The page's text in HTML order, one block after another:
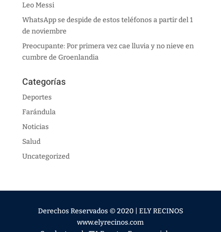
Leo Messi
WhatsApp se despide de estos teléfonos a partir del 1
de noviembre
Preocupante: Por primera vez cae lluvia y no nieve en
cumbre de Groenlandia
Categorías
Deportes
Farándula
Noticias
Salud
Uncategorized
Derechos Reservados © 2020 | ELY RECINOS
www.elyrecinos.com